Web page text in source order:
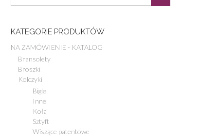
KATEGORIE PRODUKTÓW
NA ZAMÓWIENIE - KATALOG
Bransolety
Broszki
Kolczyki
Bigle
Inne
Koła
Sztyft
Wiszące patentowe